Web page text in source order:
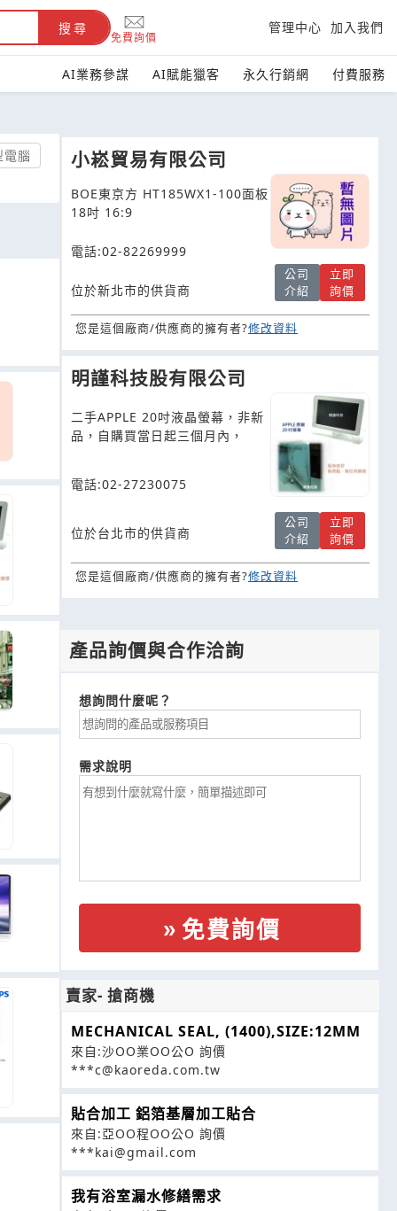
搜尋
免費詢價
管理中心 加入我們
AI業務參謀 AI賦能獵客 永久行銷網 付費服務
電腦 小崧貿易有限公司
BOE東京方 HT185WX1-100面板
18吋 16:9
電話:02-82269999
位於新北市的供貨商
公司
介紹
立即
詢價
您是這個廠商/供應商的擁有者?修改資料
明謹科技股有限公司
二手APPLE 20吋液晶螢幕，非新
品，自購買當日起三個月內，
電話:02-27230075
位於台北市的供貨商
公司
介紹
立即
詢價
您是這個廠商/供應商的擁有者?修改資料
產品詢價與合作洽詢
想詢問什麼呢？
需求說明
免費詢價
賣家- 搶商機
MECHANICAL SEAL, (1400),SIZE:12MM
來自:沙OO業OO公O 詢價
***c@kaoreda.com.tw
貼合加工 鋁箔基層加工貼合
來自:亞OO程OO公O 詢價
***kai@gmail.com
我有浴室漏水修繕需求